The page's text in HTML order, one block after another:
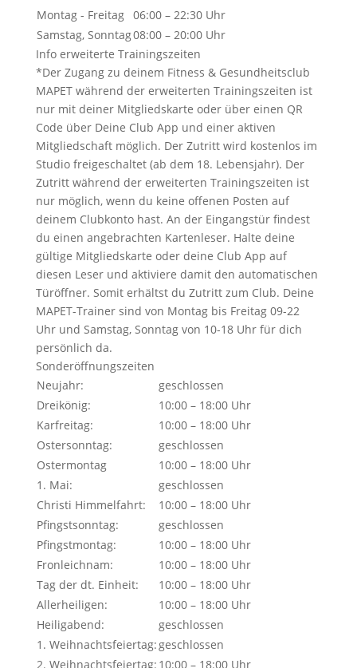
Montag - Freitag 06:00 – 22:30 Uhr
Samstag, Sonntag08:00 – 20:00 Uhr
Info erweiterte Trainingszeiten
*Der Zugang zu deinem Fitness & Gesundheitsclub
MAPET während der erweiterten Trainingszeiten ist
nur mit deiner Mitgliedskarte oder über einen QR
Code über Deine Club App und einer aktiven
Mitgliedschaft möglich. Der Zutritt wird kostenlos im
Studio freigeschaltet (ab dem 18. Lebensjahr). Der
Zutritt während der erweiterten Trainingszeiten ist
nur möglich, wenn du keine offenen Posten auf
deinem Clubkonto hast. An der Eingangstür findest
du einen angebrachten Kartenleser. Halte deine
gültige Mitgliedskarte oder deine Club App auf
diesen Leser und aktiviere damit den automatischen
Türöffner. Somit erhältst du Zutritt zum Club. Deine
MAPET-Trainer sind von Montag bis Freitag 09-22
Uhr und Samstag, Sonntag von 10-18 Uhr für dich
persönlich da.
Sonderöffnungszeiten
Neujahr:
geschlossen
Dreikönig:
10:00 – 18:00 Uhr
Karfreitag:
10:00 – 18:00 Uhr
Ostersonntag:
geschlossen
Ostermontag
10:00 – 18:00 Uhr
1. Mai:
geschlossen
Christi Himmelfahrt:
10:00 – 18:00 Uhr
Pfingstsonntag:
geschlossen
Pfingstmontag:
10:00 – 18:00 Uhr
Fronleichnam:
10:00 – 18:00 Uhr
Tag der dt. Einheit:
10:00 – 18:00 Uhr
Allerheiligen:
10:00 – 18:00 Uhr
Heiligabend:
geschlossen
1. Weihnachtsfeiertag:geschlossen
2. Weihnachtsfeiertag: 10:00 – 18:00 Uhr